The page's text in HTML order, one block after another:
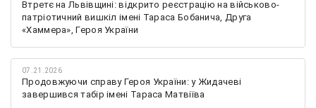
Втретє на Львівщині: відкрито реєстрацію на військово-
патріотичний вишкіл імені Тараса Бобанича, Друга
«Хаммера», Героя України
07.21.2026
Продовжуючи справу Героя України: у Жидачеві
завершився табір імені Тараса Матвіїва